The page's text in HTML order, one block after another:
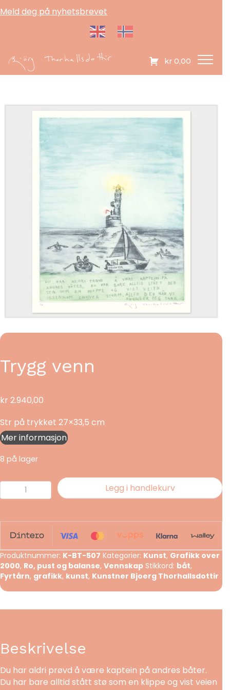
Meld deg på nyhetsbrevet
kr 0,00
Trygg venn
kr 2.940,00
Str på trykket 27×33,5 cm
Mer informasjon
8 på lager
Trygg
venn
Legg i handlekurv
Produktnummer: K-BT-507 Kategorier: Kunst, Grafikk over
2000, Ro, pust og balanse, Vennskap Stikkord: båt,
Fyrtårn, grafikk, kunst, Kunstner Bjoerg Thorhallsdottir
Beskrivelse
Du har aldri prøvd å være kaptein på andres båter.
Du har bare alltid stått stø som en klippe og vist veien